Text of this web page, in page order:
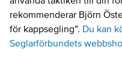
rekommenderar Björn
för kappsegling”. Du kan
Seglarförbundets